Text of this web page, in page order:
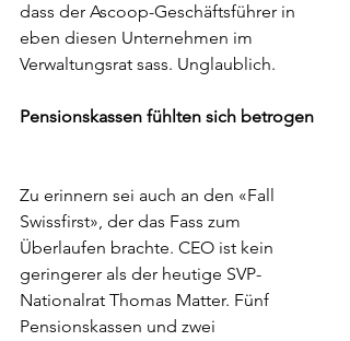
dass der Ascoop-Geschäftsführer in
eben diesen Unternehmen im
Verwaltungsrat sass. Unglaublich.
Pensionskassen fühlten sich betrogen
Zu erinnern sei auch an den «Fall
Swissfirst», der das Fass zum
Überlaufen brachte. CEO ist kein
geringerer als der heutige SVP-
Nationalrat Thomas Matter. Fünf
Pensionskassen und zwei